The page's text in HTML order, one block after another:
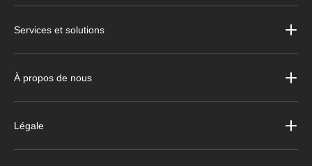
Services et solutions
À propos de nous
Légale